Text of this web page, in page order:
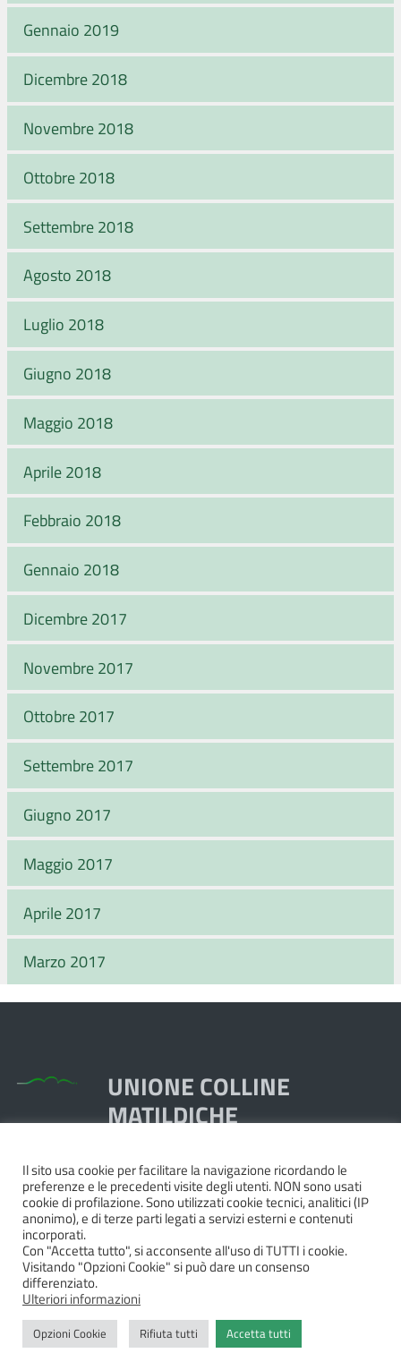
Gennaio 2019
Dicembre 2018
Novembre 2018
Ottobre 2018
Settembre 2018
Agosto 2018
Luglio 2018
Giugno 2018
Maggio 2018
Aprile 2018
Febbraio 2018
Gennaio 2018
Dicembre 2017
Novembre 2017
Ottobre 2017
Settembre 2017
Giugno 2017
Maggio 2017
Aprile 2017
Marzo 2017
UNIONE COLLINE
MATILDICHE
Piazza Dante, 1,
42020 Quattro Castella RE
Tel. 0522.249211 - Fax 0522.249298
Pec:unione@pec.collinematildiche.it
P.IVA/cod.fisc. 02358290357
Privacy|Dichiarazione di accessibilità e feedback
Il sito usa cookie per facilitare la navigazione ricordando le
preferenze e le precedenti visite degli utenti. NON sono usati
cookie di profilazione. Sono utilizzati cookie tecnici, analitici (IP
anonimo), e di terze parti legati a servizi esterni e contenuti
incorporati.
Con "Accetta tutto", si acconsente all'uso di TUTTI i cookie.
Visitando "Opzioni Cookie" si può dare un consenso
differenziato.
Ulteriori informazioni
Opzioni Cookie Rifiuta tutti Accetta tutti